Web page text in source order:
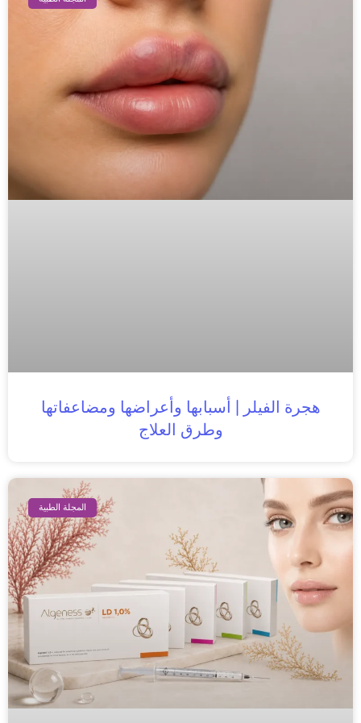
هجرة الفيلر | أسبابها وأعراضها ومضاعفاتها
وطرق العلاج
المجلة الطبية